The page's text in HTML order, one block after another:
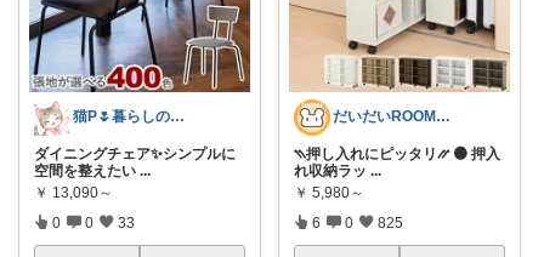
猫P🌷暮らしの中で見つけたお気に入り
ダイニングチェア✨シンプルに
空間を整えたい ...
￥ 13,090～
0 0 33
だいだいROOM@整う暮らし｜インテリア
⳹押し入れにピッタリ⳼ 🟠 押入
れ収納ラッ ...
￥ 5,980～
6 0 825